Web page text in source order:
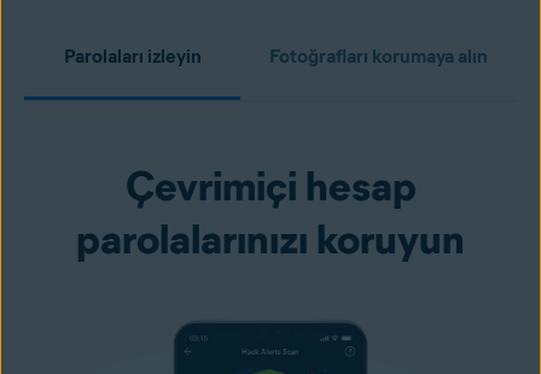
Parolaları izleyin Fotoğrafları korumaya alın
Çevrimiçi hesap
parolalarınızı koruyun